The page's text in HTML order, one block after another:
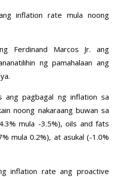
inflation rate mula noong
Ferdinand Marcos Jr. ang
ng pamahalaan ang
ang pagbagal ng inflation sa
noong nakaraang buwan sa
mula -3.5%), oils and fats
mula 0.2%), at asukal (-1.0%
inflation rate ang proactive